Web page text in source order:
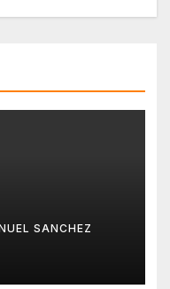
SANCHEZ